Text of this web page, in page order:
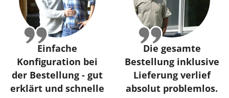
Einfache
Konfiguration bei
der Bestellung - gut
erklärt und schnelle
Die gesamte
Bestellung inklusive
Lieferung verlief
absolut problemlos.